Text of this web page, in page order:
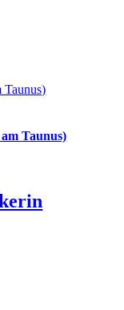
Taunus)
Taunus)